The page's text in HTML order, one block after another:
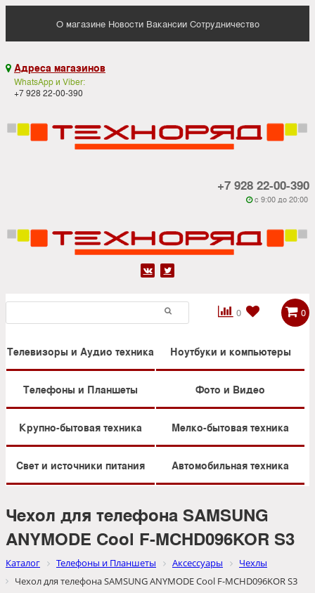
О магазине Новости Вакансии Сотрудничество
 Адреса магазинов
WhatsApp и Viber:
+7 928 22-00-390
+7 928 22-00-390
 c 9:00 до 20:00
 
0

 0
Телевизоры и Аудио техника Ноутбуки и компьютеры
Телефоны и Планшеты Фото и Видео
Крупно-бытовая техника Мелко-бытовая техника
Свет и источники питания Автомобильная техника
Чехол для телефона SAMSUNG
ANYMODE Cool F-MCHD096KOR S3
Каталог Телефоны и Планшеты Аксессуары
Чехлы
Чехол для телефона SAMSUNG ANYMODE Cool F-MCHD096KOR S3